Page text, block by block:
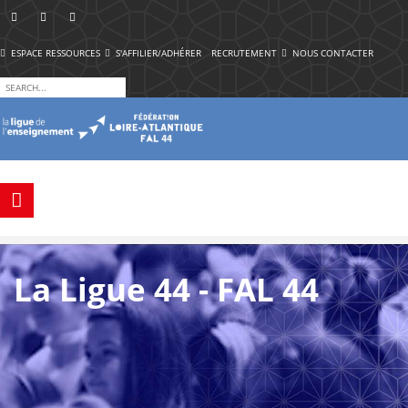
ESPACE RESSOURCES S'AFFILIER/ADHÉRER RECRUTEMENT NOUS CONTACTER
La Ligue 44 - FAL 44